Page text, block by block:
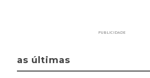
PUBLICIDADE
as últimas